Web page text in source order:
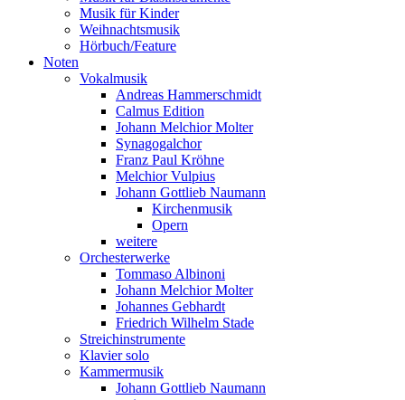
Musik für Kinder
Weihnachtsmusik
Hörbuch/Feature
Noten
Vokalmusik
Andreas Hammerschmidt
Calmus Edition
Johann Melchior Molter
Synagogalchor
Franz Paul Kröhne
Melchior Vulpius
Johann Gottlieb Naumann
Kirchenmusik
Opern
weitere
Orchesterwerke
Tommaso Albinoni
Johann Melchior Molter
Johannes Gebhardt
Friedrich Wilhelm Stade
Streichinstrumente
Klavier solo
Kammermusik
Johann Gottlieb Naumann